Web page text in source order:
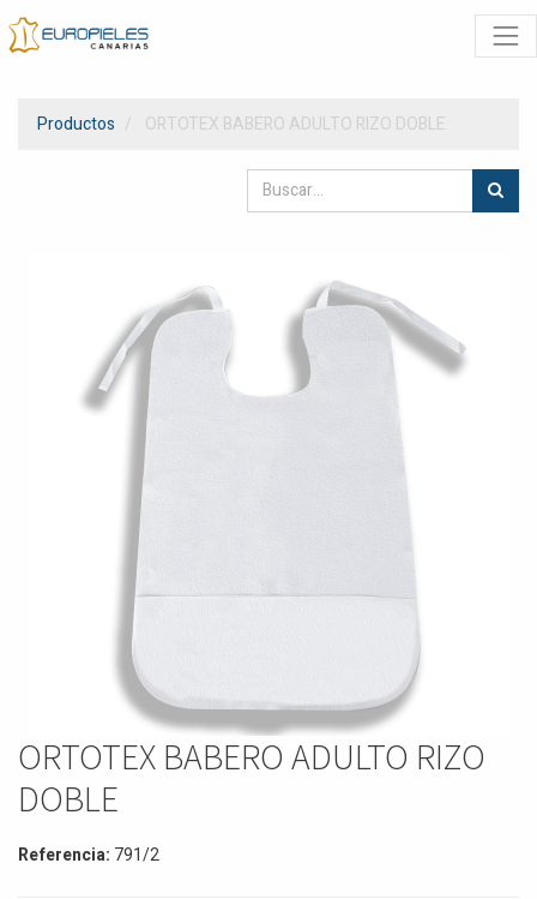
Productos ORTOTEX BABERO ADULTO RIZO DOBLE
ORTOTEX BABERO ADULTO RIZO
DOBLE
Referencia: 791/2